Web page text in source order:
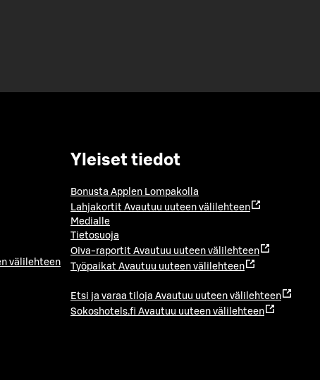
välilehteen
Yleiset tiedot
Bonusta Applen Lompakolla
Lahjakortit Avautuu uuteen välilehteen
Medialle
Tietosuoja
Oiva-raportit Avautuu uuteen välilehteen
Työpaikat Avautuu uuteen välilehteen
Etsi ja varaa tiloja Avautuu uuteen välilehteen
Sokoshotels.fi Avautuu uuteen välilehteen